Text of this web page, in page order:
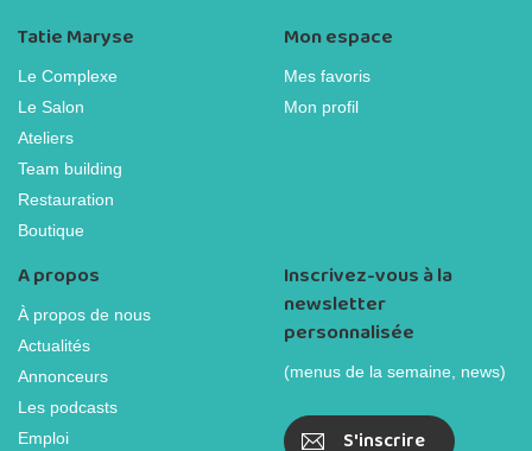
Tatie Maryse
Le Complexe
Le Salon
Ateliers
Team building
Restauration
Boutique
Mon espace
Mes favoris
Mon profil
A propos
À propos de nous
Actualités
Annonceurs
Les podcasts
Emploi
Inscrivez-vous à la
newsletter
personnalisée
(menus de la semaine, news)
S'inscrire